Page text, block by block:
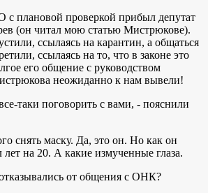
плановой проверкой прибыл депутат
(он читал мою статью Мистрюкове).
ссылаясь на карантин, а общаться
ссылаясь на то, что в законе это
его общение с руководством
неожиданно к нам вывели!
таки поговорить с вами, - пояснили
снять маску. Да, это он. Но как он
на 20. А какие измученные глаза.
от общения с ОНК?